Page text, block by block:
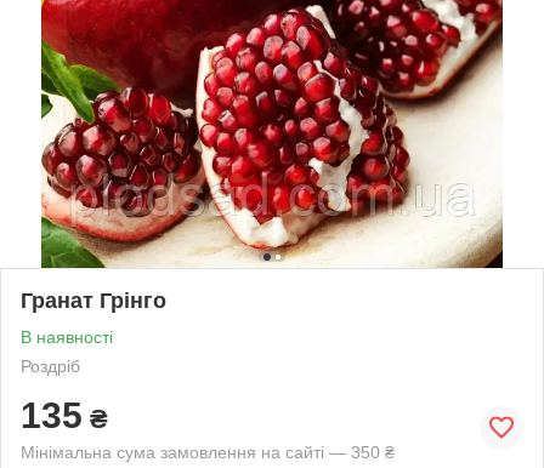
Гранат Грінго
В наявності
Роздріб
135 ₴
Мінімальна сума замовлення на сайті — 350 ₴